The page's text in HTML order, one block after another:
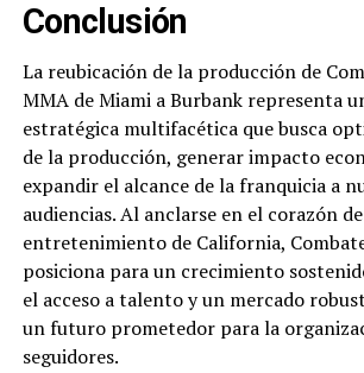
Conclusión
La reubicación de la producción de
MMA de Miami a Burbank representa
estratégica multifacética que busca
de la producción, generar impacto
expandir el alcance de la franquicia a
audiencias. Al anclarse en el corazón
entretenimiento de California,
posiciona para un crecimiento
el acceso a talento y un mercado
un futuro prometedor para la
seguidores.